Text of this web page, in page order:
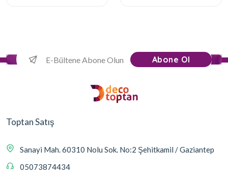
Abone Ol
Toptan Satış
Sanayi Mah. 60310 Nolu Sok. No:2 Şehitkamil / Gaziantep
05073874434